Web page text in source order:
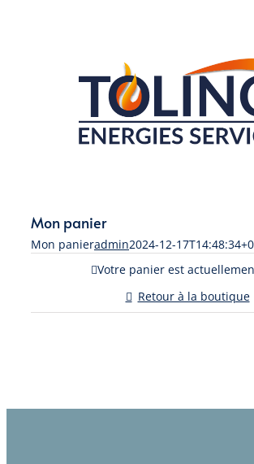
Mon panier
Mon panieradmin2024-12-
Votre panier est
Retour à la boutique